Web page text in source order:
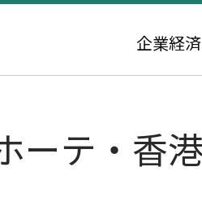
企業経済
ーテ・香